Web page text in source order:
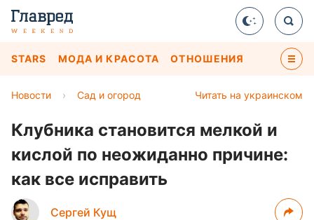
STARS МОДА И КРАСОТА ОТНОШЕНИЯ
Читать на украинском
Новости › Сад и огород
Клубника становится мелкой и
кислой по неожиданно причине:
как все исправить
Сергей Кущ